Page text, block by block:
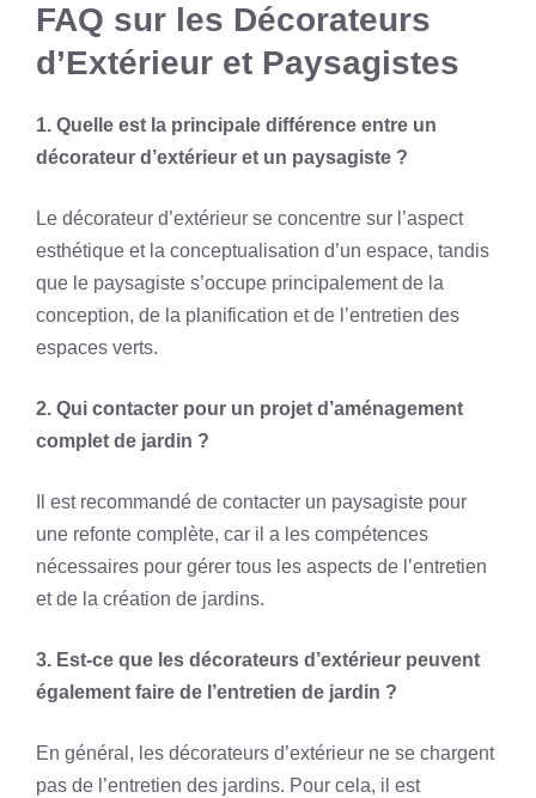
FAQ sur les Décorateurs
d’Extérieur et Paysagistes
1. Quelle est la principale différence entre un
décorateur d’extérieur et un paysagiste ?
Le décorateur d’extérieur se concentre sur l’aspect
esthétique et la conceptualisation d’un espace, tandis
que le paysagiste s’occupe principalement de la
conception, de la planification et de l’entretien des
espaces verts.
2. Qui contacter pour un projet d’aménagement
complet de jardin ?
Il est recommandé de contacter un paysagiste pour
une refonte complète, car il a les compétences
nécessaires pour gérer tous les aspects de l’entretien
et de la création de jardins.
3. Est-ce que les décorateurs d’extérieur peuvent
également faire de l’entretien de jardin ?
En général, les décorateurs d’extérieur ne se chargent
pas de l’entretien des jardins. Pour cela, il est